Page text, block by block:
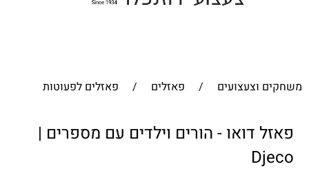
משחקים וצעצועים / פאזלים / פאזלים לפעוטות
פאזל דואו - הורים וילדים עם מספרים |
Djeco